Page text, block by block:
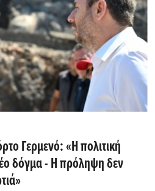
Γερμενό: «Η πολιτική
δόγμα - Η πρόληψη δεν